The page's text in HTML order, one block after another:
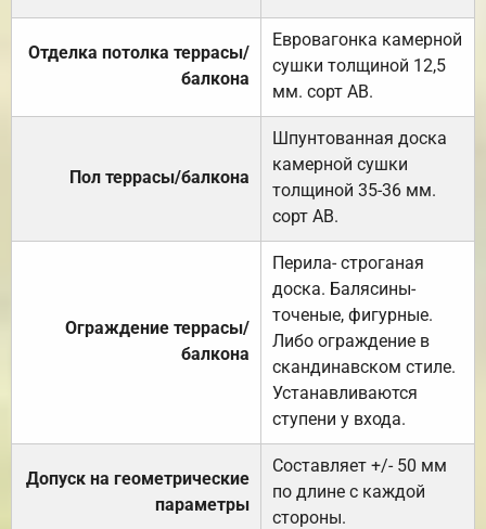
Отделка потолка террасы/
балкона
Евровагонка камерной
сушки толщиной 12,5
мм. сорт АВ.
Пол террасы/балкона
Шпунтованная доска
камерной сушки
толщиной 35-36 мм.
сорт АВ.
Ограждение террасы/
балкона
Перила- строганая
доска. Балясины-
точеные, фигурные.
Либо ограждение в
скандинавском стиле.
Устанавливаются
ступени у входа.
Допуск на геометрические
параметры
Составляет +/- 50 мм
по длине с каждой
стороны.